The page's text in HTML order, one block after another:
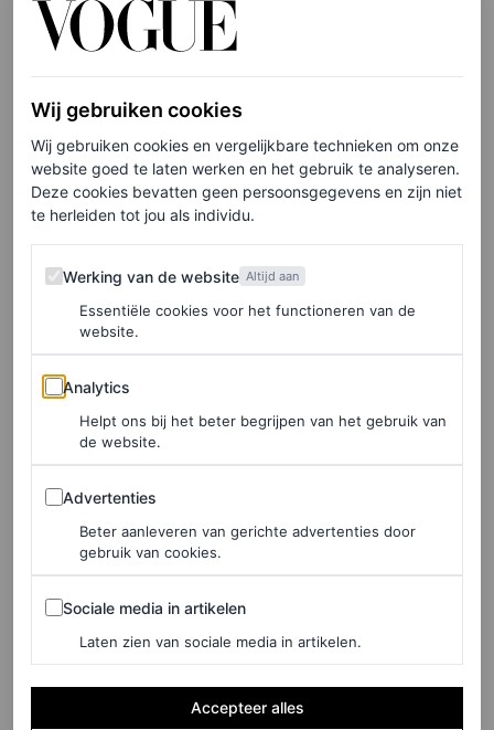
Een ander modern juwelenmerk dat inspeelt op de trend
futuristische twist introduceert. En ook Completedworks
geeft de klassieke parelketting een twist door vormen uit
te vergroten. Dit bewijst dat de trend niet alleen een
knipoog is naar het erfgoed van Chanel, maar een
bredere verschuiving markeert naar expressieve sieraden.
De boodschap moge duidelijk zijn: subtiele parels maken
plaats voor statementstukken. Of je nu gaat voor de
klassieke interpretatie van Chanel of de rebelse
benadering van Vaquera, één ding is zeker als het op
oversized parelkettingen aankomt:the bigger, the better
maar uiteraard op een verfijnde manier.
Onze favoriete oversized
parelkettingen
het moment.
Completedworks
Wij gebruiken cookies
Wij gebruiken cookies en vergelijkbare technieken om onze
website goed te laten werken en het gebruik te analyseren.
Deze cookies bevatten geen persoonsgegevens en zijn niet
te herleiden tot jou als individu.
Werking van de website
Werking van de website Altijd aan
Essentiële cookies voor het functioneren van de
website.
Analytics
Analytics
Helpt ons bij het beter begrijpen van het gebruik van
de website.
Advertenties
Advertenties
Beter aanleveren van gerichte advertenties door
gebruik van cookies.
Sociale media in artikelen
Sociale media in artikelen
Laten zien van sociale media in artikelen.
Accepteer alles